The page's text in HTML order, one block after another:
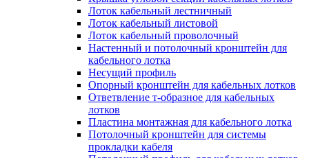
Соединитель провода
Материалы для подключения
Аксессуары для
коробок/корпусов для монтажа в
и в потолке
Зажим безвинтовой клеммный
Коробка клеммная
Коробка распределительная для
Крышка для распределительной
коробки/корпуса для монтажа в
в потолке
Лоток кабельный лестничный
Лоток кабельный листовой
Лоток кабельный проволочный
Настенный и потолочный кронштейн для
кабельного лотка
Несущий профиль
Опорный кронштейн для кабельных лотков
Ответвление т-образное для кабельных
лотков
Пластина монтажная для кабельного лотка
Потолочный кронштейн для системы
прокладки кабеля